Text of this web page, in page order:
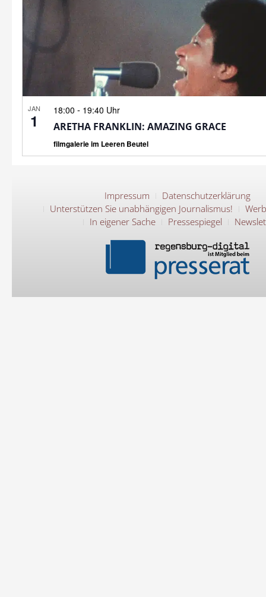
JAN
1
18:00 - 19:40 Uhr
ARETHA FRANKLIN: AMAZING GRACE
filmgalerie im Leeren Beutel
Impressum
Datenschutzerklärung
Unterstützen Sie unabhängigen Journalismus!
In eigener Sache
Pressespiegel